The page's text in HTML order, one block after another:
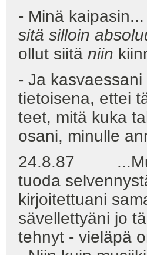
- Minä
sitä silloin
ollut siitä niin
- Ja
tietoisena, ettei
teet, mitä kuka
osani, minulle
24.8.87
tuoda
kirjoitettuani
sävellettyäni jo
tehnyt - vieläpä